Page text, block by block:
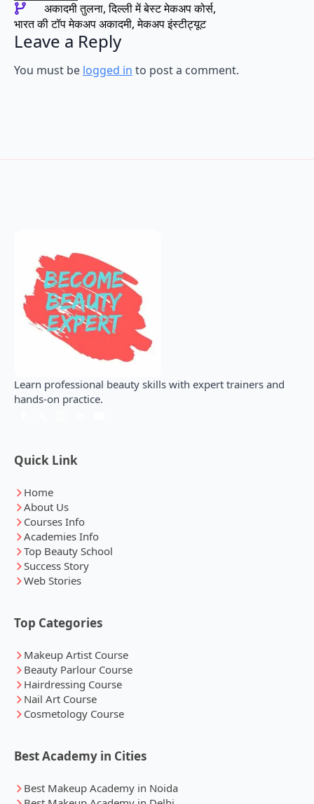
अकादमी तुलना दिल्ली में बेस्ट मेकअप कोर्स
भारत की टॉप मेकअप अकादमी मेकअप इंस्टीट्यूट
Leave a Reply
You must be logged in to post a comment.
Learn professional beauty skills with expert trainers and
hands-on practice.
Quick Link
Home
About Us
Courses Info
Academies Info
Top Beauty School
Success Story
Web Stories
Top Categories
Makeup Artist Course
Beauty Parlour Course
Hairdressing Course
Nail Art Course
Cosmetology Course
Best Academy in Cities
Best Makeup Academy in Noida